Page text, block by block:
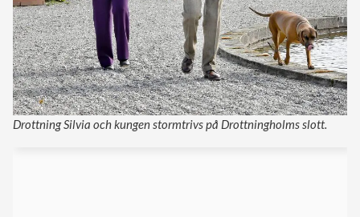
Drottning Silvia och kungen stormtrivs på Drottningholms slott.